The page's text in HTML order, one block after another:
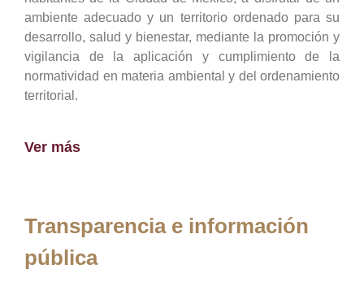
ambiente adecuado y un territorio ordenado para su
desarrollo, salud y bienestar, mediante la promoción y
vigilancia de la aplicación y cumplimiento de la
normatividad en materia ambiental y del ordenamiento
territorial.
Ver más
Transparencia e información
pública